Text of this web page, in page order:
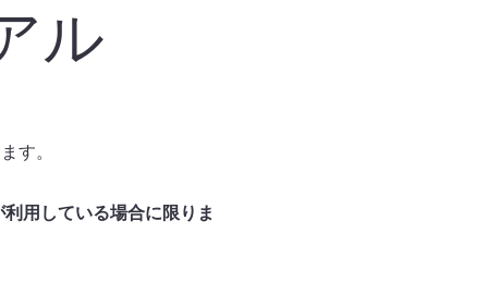
ル
す。
用している場合に限りま